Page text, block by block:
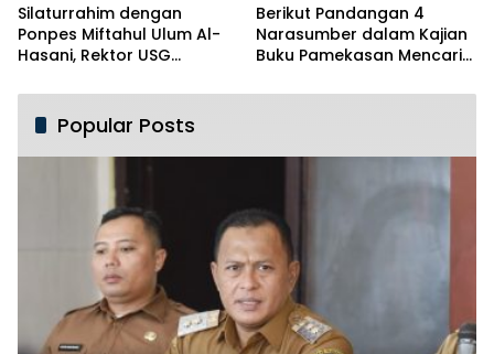
Silaturrahim dengan
Ponpes Miftahul Ulum Al-
Hasani, Rektor USG
Beasiswa
Berikut Pandangan 4
Narasumber dalam Kajian
Buku Pamekasan Mencari
Popular Posts